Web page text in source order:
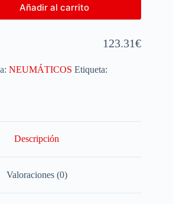
Añadir al carrito
123.31€
NEUMÁTICOS Etiqueta:
Descripción
Valoraciones (0)